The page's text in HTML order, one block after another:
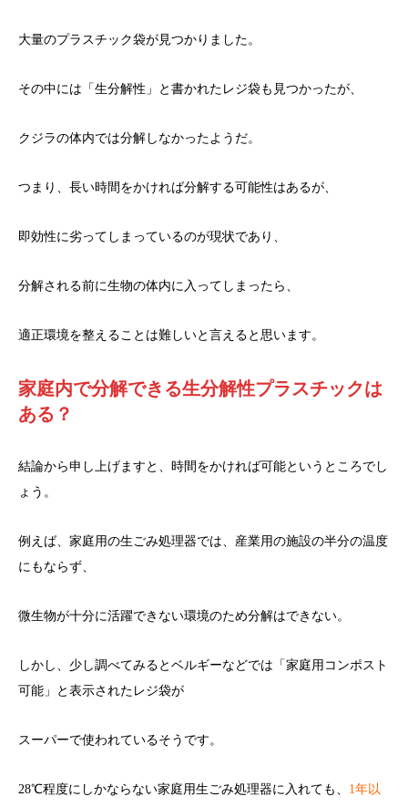
大量のプラスチック袋が見つかりました。
その中には「生分解性」と書かれたレジ袋も見つかったが、
クジラの体内では分解しなかったようだ。
つまり、長い時間をかければ分解する可能性はあるが、
即効性に劣ってしまっているのが現状であり、
分解される前に生物の体内に入ってしまったら、
適正環境を整えることは難しいと言えると思います。
家庭内で分解できる生分解性プラスチックは
ある？
結論から申し上げますと、時間をかければ可能というところでし
ょう。
例えば、家庭用の生ごみ処理器では、産業用の施設の半分の温度
にもならず、
微生物が十分に活躍できない環境のため分解はできない。
しかし、少し調べてみるとベルギーなどでは「家庭用コンポスト
可能」と表示されたレジ袋が
スーパーで使われているそうです。
28℃程度にしかならない家庭用生ごみ処理器に入れても、 1年以